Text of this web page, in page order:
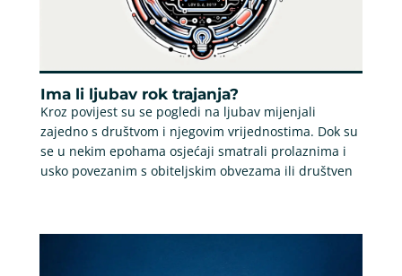
Ima li ljubav rok trajanja?
Kroz povijest su se pogledi na ljubav mijenjali
zajedno s društvom i njegovim vrijednostima. Dok su
se u nekim epohama osjećaji smatrali prolaznima i
usko povezanim s obiteljskim obvezama ili društven